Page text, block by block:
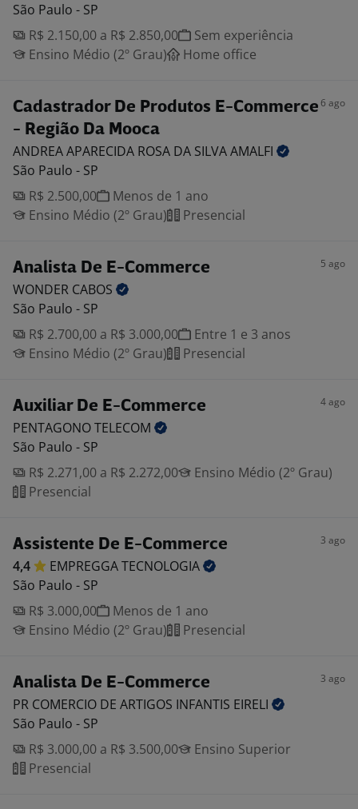
São Paulo - SP
R$ 2.150,00 a R$ 2.850,00
Sem experiência
Ensino Médio (2º Grau)
Home office
Cadastrador De Produtos E-Commerce
- Região Da Mooca
6 ago
ANDREA APARECIDA ROSA DA SILVAAMALFI
São Paulo - SP
R$ 2.500,00
Menos de 1 ano
Ensino Médio (2º Grau)
Presencial
Analista De E-Commerce 5 ago
WONDER CABOS
São Paulo - SP
R$ 2.700,00 a R$ 3.000,00
Entre 1 e 3 anos
Ensino Médio (2º Grau)
Presencial
Auxiliar De E-Commerce 4 ago
PENTAGONOTELECOM
São Paulo - SP
R$ 2.271,00 a R$ 2.272,00
Ensino Médio (2º Grau)
Presencial
Assistente De E-Commerce 3 ago
4,4 EMPREGGATECNOLOGIA
São Paulo - SP
R$ 3.000,00
Menos de 1 ano
Ensino Médio (2º Grau)
Presencial
Analista De E-Commerce 3 ago
PR COMERCIO DE ARTIGOS INFANTIS EIRELI
São Paulo - SP
R$ 3.000,00 a R$ 3.500,00
Ensino Superior
Presencial